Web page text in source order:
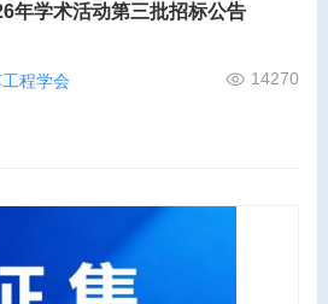
年学术活动第三批招标公告
程学会 14270